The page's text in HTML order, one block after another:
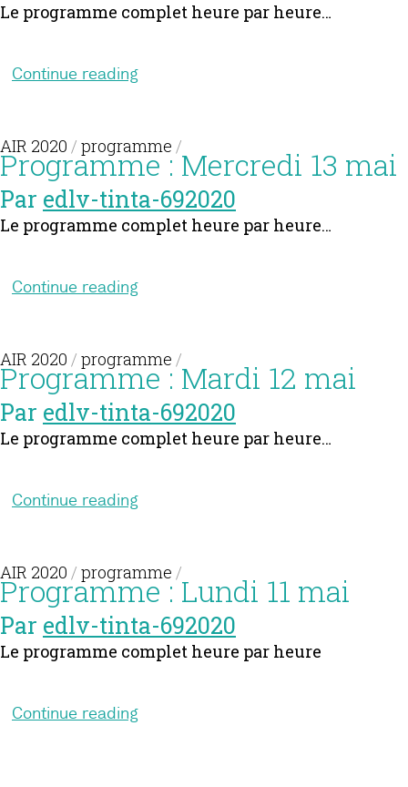
Le programme complet heure par heure…
Continue reading
AIR 2020 / programme /
Programme : Mercredi 13 mai
Par edlv-tinta-692020
Le programme complet heure par heure…
Continue reading
AIR 2020 / programme /
Programme : Mardi 12 mai
Par edlv-tinta-692020
Le programme complet heure par heure…
Continue reading
AIR 2020 / programme /
Programme : Lundi 11 mai
Par edlv-tinta-692020
Le programme complet heure par heure
Continue reading